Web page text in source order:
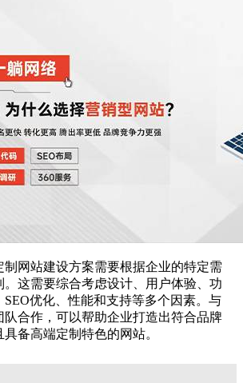
制网站建设方案需要根据企业的特定需
。这需要综合考虑设计、用户体验、功
优化、性能和支持等多个因素。与
队合作，可以帮助企业打造出符合品牌
备高端定制特色的网站。